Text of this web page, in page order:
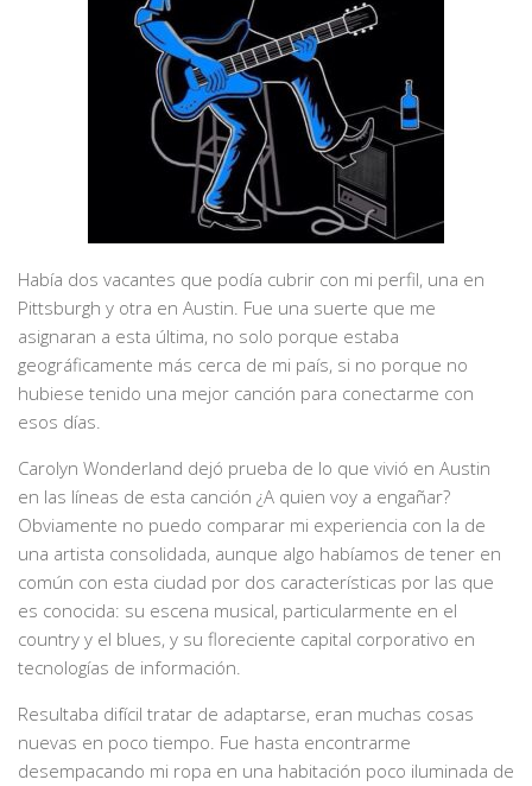
Había dos vacantes que podía cubrir con mi perfil, una en
Pittsburgh y otra en Austin. Fue una suerte que me
asignaran a esta última, no solo porque estaba
geográficamente más cerca de mi país, si no porque no
hubiese tenido una mejor canción para conectarme con
esos días.
Carolyn Wonderland dejó prueba de lo que vivió en Austin
en las líneas de esta canción ¿A quien voy a engañar?
Obviamente no puedo comparar mi experiencia con la de
una artista consolidada, aunque algo habíamos de tener en
común con esta ciudad por dos características por las que
es conocida: su escena musical, particularmente en el
country y el blues, y su floreciente capital corporativo en
tecnologías de información.
Resultaba difícil tratar de adaptarse, eran muchas cosas
nuevas en poco tiempo. Fue hasta encontrarme
desempacando mi ropa en una habitación poco iluminada de